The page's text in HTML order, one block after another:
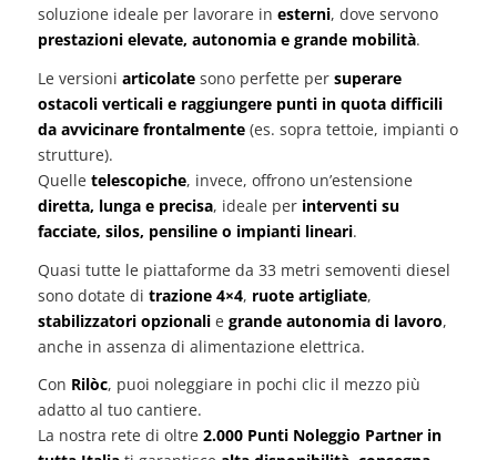
soluzione ideale per lavorare in esterni, dove servono
prestazioni elevate, autonomia e grande mobilità.
Le versioni articolatesono perfette per superare
ostacoli verticali e raggiungere punti in quota difficili
da avvicinare frontalmente(es. sopra tettoie, impianti o
strutture).
Quelle telescopiche, invece, offrono un’estensione
diretta, lunga e precisa, ideale per interventi su
facciate, silos, pensiline o impianti lineari.
Quasi tutte le piattaforme da 33 metri semoventi diesel
sono dotate di trazione 4×4, ruote artigliate,
stabilizzatori opzionalie grande autonomia di lavoro,
anche in assenza di alimentazione elettrica.
Con Rilòc, puoi noleggiare in pochi clic il mezzo più
adatto al tuo cantiere.
La nostra rete di oltre 2.000 Punti Noleggio Partner in